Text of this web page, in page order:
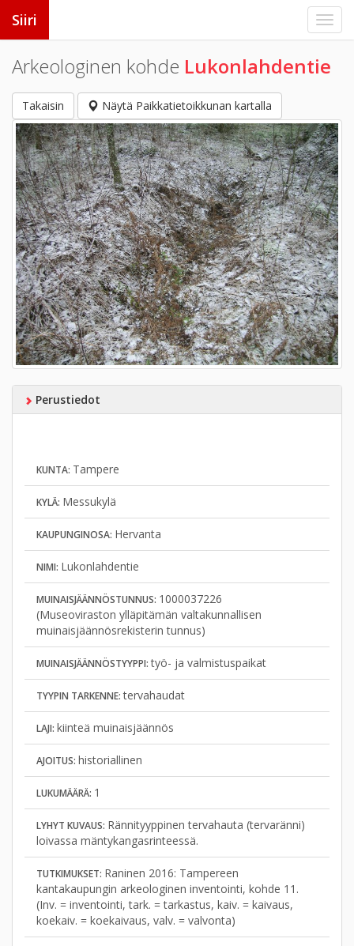
Siiri
Arkeologinen kohde Lukonlahdentie
Takaisin Näytä Paikkatietoikkunan kartalla
Perustiedot
KUNTA: Tampere
KYLÄ: Messukylä
KAUPUNGINOSA: Hervanta
NIMI: Lukonlahdentie
MUINAISJÄÄNNÖSTUNNUS: 1000037226
(Museoviraston ylläpitämän valtakunnallisen
muinaisjäännösrekisterin tunnus)
MUINAISJÄÄNNÖSTYYPPI:työ- ja valmistuspaikat
TYYPIN TARKENNE:tervahaudat
LAJI: kiinteä muinaisjäännös
AJOITUS: historiallinen
LUKUMÄÄRÄ: 1
LYHYT KUVAUS: Rännityyppinen tervahauta (tervaränni)
loivassa mäntykangasrinteessä.
TUTKIMUKSET: Raninen 2016: Tampereen
kantakaupungin arkeologinen inventointi, kohde 11.
(Inv. = inventointi, tark. = tarkastus, kaiv. = kaivaus,
koekaiv. = koekaivaus, valv. = valvonta)